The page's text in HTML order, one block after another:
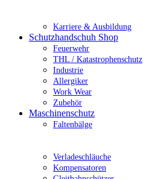
Karriere & Ausbildung
Schutzhandschuh Shop
Feuerwehr
THL / Katastrophenschutz
Industrie
Allergiker
Work Wear
Zubehör
Maschinenschutz
Faltenbälge
Verladeschläuche
Kompensatoren